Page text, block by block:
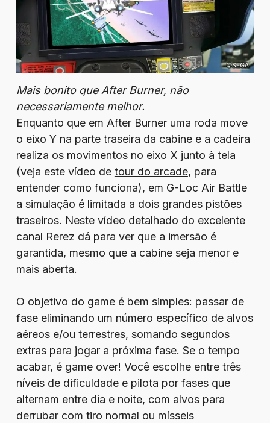
Mais bonito que After Burner, não
necessariamente melhor.
Enquanto que em After Burner uma roda move
o eixo Y na parte traseira da cabine e a cadeira
realiza os movimentos no eixo X junto à tela
(veja este vídeo de tour do arcade, para
entender como funciona), em G-Loc Air Battle
a simulação é limitada a dois grandes pistões
traseiros. Neste vídeo detalhado do excelente
canal Rerez dá para ver que a imersão é
garantida, mesmo que a cabine seja menor e
mais aberta.
O objetivo do game é bem simples: passar de
fase eliminando um número específico de alvos
aéreos e/ou terrestres, somando segundos
extras para jogar a próxima fase. Se o tempo
acabar, é game over! Você escolhe entre três
níveis de dificuldade e pilota por fases que
alternam entre dia e noite, com alvos para
derrubar com tiro normal ou mísseis